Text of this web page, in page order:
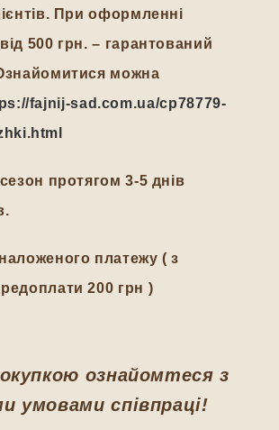
При оформленні
500 грн. – гарантований
можна
fajnij-sad.com.ua/cp78779-
протягом 3-5 днів
платежу ( з
200 грн )
ознайомтеся з
умовами співпраці!